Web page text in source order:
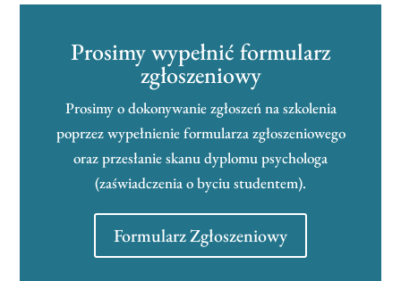
Prosimy wypełnić formularz
zgłoszeniowy
Prosimy o dokonywanie zgłoszeń na szkolenia
poprzez wypełnienie formularza zgłoszeniowego
oraz przesłanie skanu dyplomu psychologa
(zaświadczenia o byciu studentem).
Formularz Zgłoszeniowy